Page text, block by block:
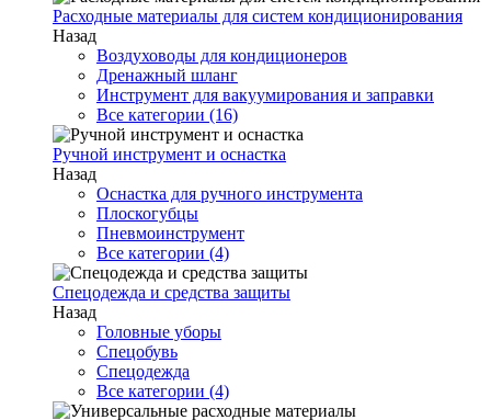
Расходные материалы для систем кондиционирования
Назад
Воздуховоды для кондиционеров
Дренажный шланг
Инструмент для вакуумирования и заправки
Все категории (16)
Ручной инструмент и оснастка
Назад
Оснастка для ручного инструмента
Плоскогубцы
Пневмоинструмент
Все категории (4)
Спецодежда и средства защиты
Назад
Головные уборы
Спецобувь
Спецодежда
Все категории (4)